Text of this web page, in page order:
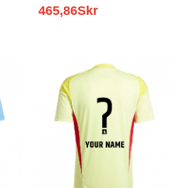
Matchtröjor 2025/26 Tröjor
465,86Skr